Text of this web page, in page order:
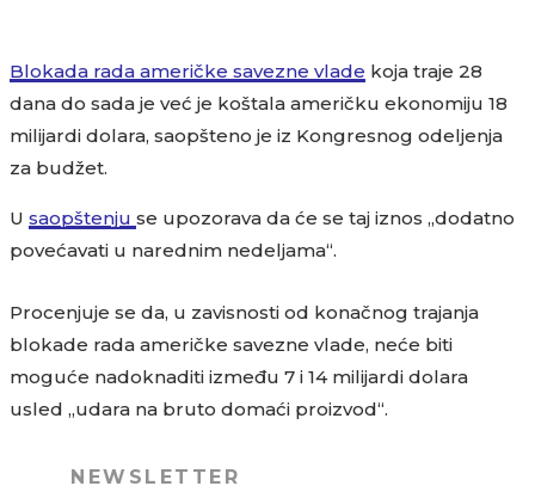
Blokada rada američke savezne vlade koja traje 28
dana do sada je već je koštala američku ekonomiju 18
milijardi dolara, saopšteno je iz Kongresnog odeljenja
za budžet.
U saopštenju se upozorava da će se taj iznos „dodatno
povećavati u narednim nedeljama“.
Procenjuje se da, u zavisnosti od konačnog trajanja
blokade rada američke savezne vlade, neće biti
moguće nadoknaditi između 7 i 14 milijardi dolara
usled „udara na bruto domaći proizvod“.
NEWSLETTER